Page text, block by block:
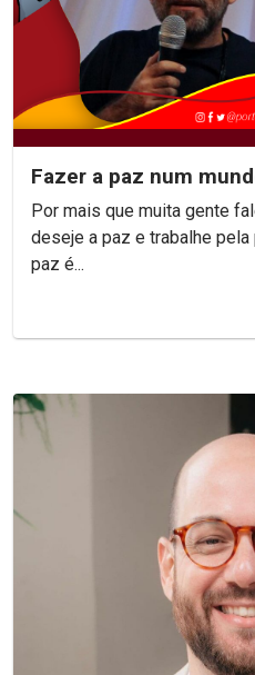
Fazer a paz num
Por mais que muita gente
deseje a paz e trabalhe
paz é...